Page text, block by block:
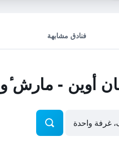
فنادق مشابهة